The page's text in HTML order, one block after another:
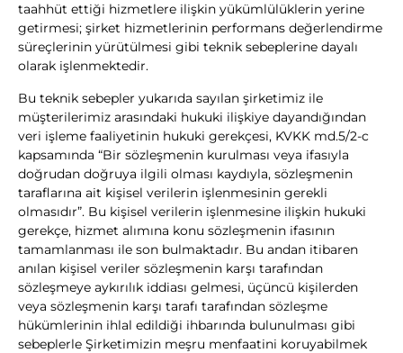
taahhüt ettiği hizmetlere ilişkin yükümlülüklerin yerine
getirmesi; şirket hizmetlerinin performans değerlendirme
süreçlerinin yürütülmesi gibi teknik sebeplerine dayalı
olarak işlenmektedir.
Bu teknik sebepler yukarıda sayılan şirketimiz ile
müşterilerimiz arasındaki hukuki ilişkiye dayandığından
veri işleme faaliyetinin hukuki gerekçesi, KVKK md.5/2-c
kapsamında “Bir sözleşmenin kurulması veya ifasıyla
doğrudan doğruya ilgili olması kaydıyla, sözleşmenin
taraflarına ait kişisel verilerin işlenmesinin gerekli
olmasıdır”. Bu kişisel verilerin işlenmesine ilişkin hukuki
gerekçe, hizmet alımına konu sözleşmenin ifasının
tamamlanması ile son bulmaktadır. Bu andan itibaren
anılan kişisel veriler sözleşmenin karşı tarafından
sözleşmeye aykırılık iddiası gelmesi, üçüncü kişilerden
veya sözleşmenin karşı tarafı tarafından sözleşme
hükümlerinin ihlal edildiği ihbarında bulunulması gibi
sebeplerle Şirketimizin meşru menfaatini koruyabilmek